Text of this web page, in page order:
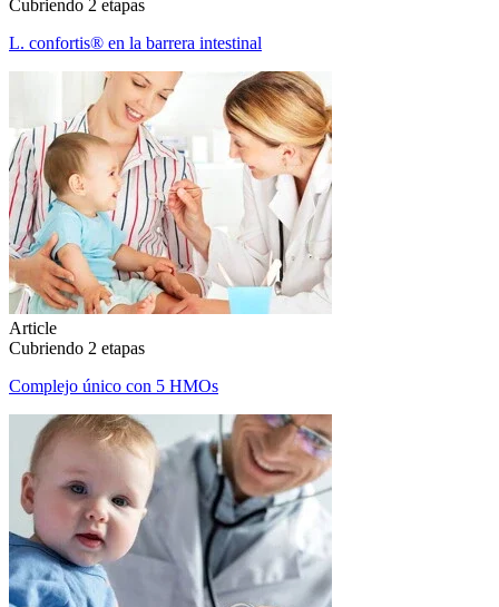
Cubriendo 2 etapas
L. confortis® en la barrera intestinal
Article
Cubriendo 2 etapas
Complejo único con 5 HMOs